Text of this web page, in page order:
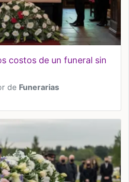
de Funerarias